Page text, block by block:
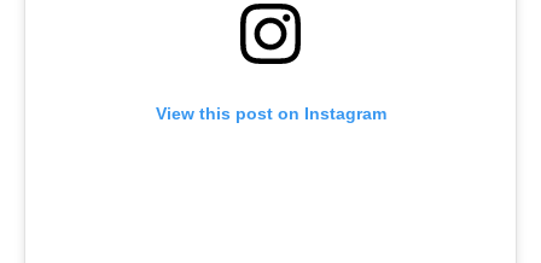
View this post on Instagram